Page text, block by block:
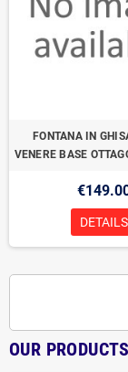
FONTANA IN
VENERE BASE
DETAILS
OUR PRODUCTS